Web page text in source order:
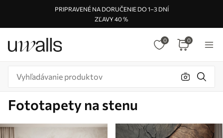
PRIPRAVENÉ NA DORUČENIE DO 1–3 DNÍ
ZĽAVY 40 %
0 0
Fototapety na stenu